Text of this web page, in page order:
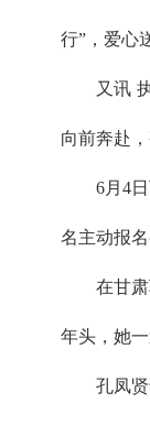
行”，爱心
又讯
向前奔赴
6月4
名主动报
在甘
年头，她
孔凤